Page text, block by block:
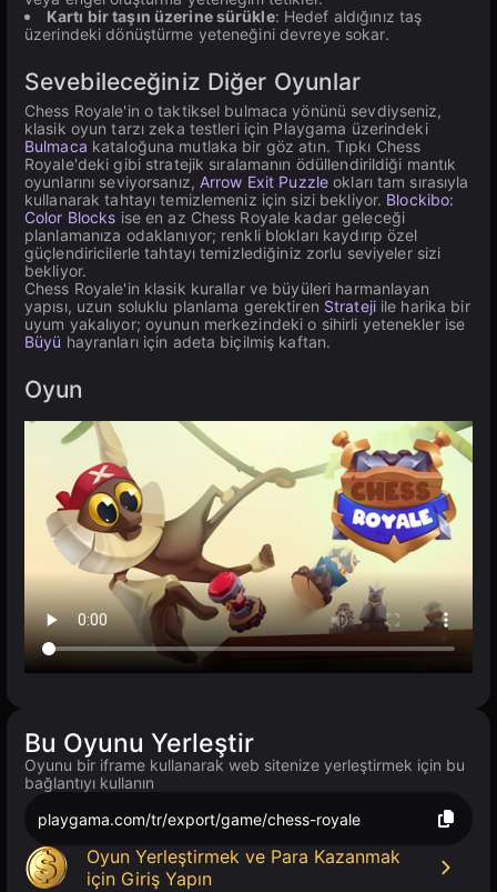
Kartı bir taşın üzerine sürükle: Hedef aldığınız taş
üzerindeki dönüştürme yeteneğini devreye sokar.
Sevebileceğiniz Diğer Oyunlar
Chess Royale'in o taktiksel bulmaca yönünü sevdiyseniz,
klasik oyun tarzı zeka testleri için Playgama üzerindeki
Bulmaca kataloğuna mutlaka bir göz atın. Tıpkı Chess
Royale'deki gibi stratejik sıralamanın ödüllendirildiği mantık
oyunlarını seviyorsanız, Arrow Exit Puzzle okları tam sırasıyla
kullanarak tahtayı temizlemeniz için sizi bekliyor. Blockibo:
Color Blocks ise en az Chess Royale kadar geleceği
planlamanıza odaklanıyor; renkli blokları kaydırıp özel
güçlendiricilerle tahtayı temizlediğiniz zorlu seviyeler sizi
bekliyor.
Chess Royale'in klasik kurallar ve büyüleri harmanlayan
yapısı, uzun soluklu planlama gerektiren Stratejiile harika bir
uyum yakalıyor; oyunun merkezindeki o sihirli yetenekler ise
Büyü hayranları için adeta biçilmiş kaftan.
Oyun
Bu Oyunu Yerleştir
Oyunu bir iframe kullanarak web sitenize yerleştirmek için bu
bağlantıyı kullanın
playgama.com/tr/export/game/chess-royale
Oyun Yerleştirmek ve Para Kazanmak
için Giriş Yapın